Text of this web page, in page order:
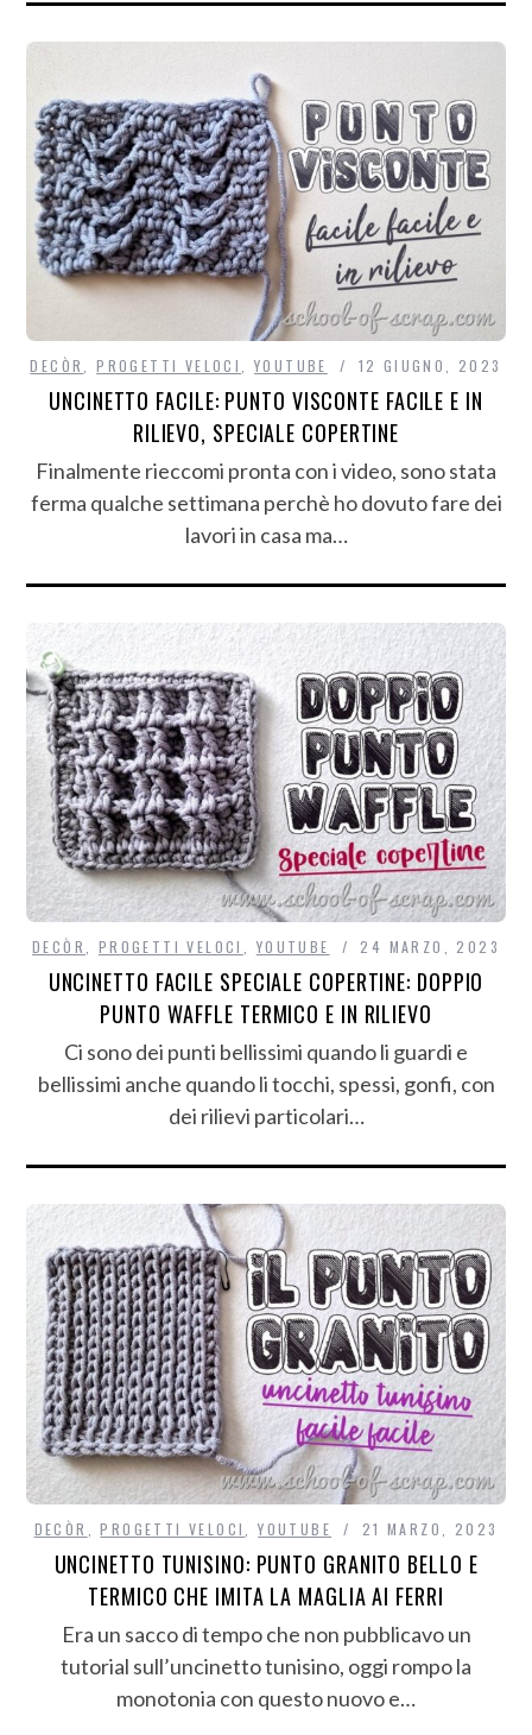
DECÒR ,PROGETTI VELOCI YOUTUBE 12 GIUGNO, 2023
UNCINETTO FACILE: PUNTO VISCONTE FACILE E IN
RILIEVO, SPECIALE COPERTINE
Finalmente rieccomi pronta con i video, sono stata
ferma qualche settimana perchè ho dovuto fare dei
lavori in casa ma…
DECÒR PROGETTI VELOCI YOUTUBE 24 MARZO, 2023
UNCINETTO FACILE SPECIALE COPERTINE: DOPPIO
PUNTO WAFFLE TERMICO E IN RILIEVO
Ci sono dei punti bellissimi quando li guardi e
bellissimi anche quando li tocchi, spessi, gonfi, con
dei rilievi particolari…
DECÒR ,PROGETTI VELOCI ,YOUTUBE 21 MARZO, 2023
UNCINETTO TUNISINO: PUNTO GRANITO BELLO E
TERMICO CHE IMITA LA MAGLIA AI FERRI
Era un sacco di tempo che non pubblicavo un
tutorial sull’uncinetto tunisino, oggi rompo la
monotonia con questo nuovo e…